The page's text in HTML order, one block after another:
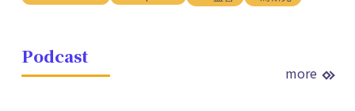
Podcast
more